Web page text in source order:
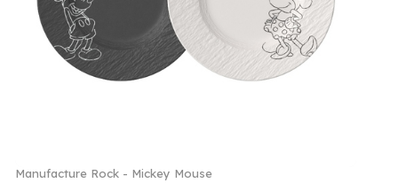
Manufacture Rock - Mickey Mouse